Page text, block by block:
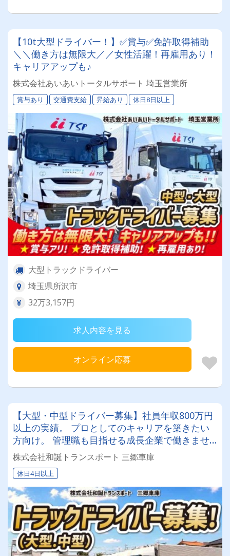
【10t大型ドライバー！】✅賞与✅免許取得補助
＼＼働き方は無限大／／女性活躍！再雇用あり！
キャリアアップも♪
株式会社あいあいトータルサポート 埼玉営業所
賞与あり 交通費支給 昇給あり 休日8日以上
大型トラックドライバー
埼玉県所沢市
32万3,157円
求人内容を見る
オンライン応募
【大型・中型ドライバー募集】社員年収800万円
以上の実績。 プロとしてのキャリアを築きたい
方向け。 管理職も目指せる成長企業で働きませ
んか？
株式会社和誕トランスポート 三郷車庫
休日4日以上